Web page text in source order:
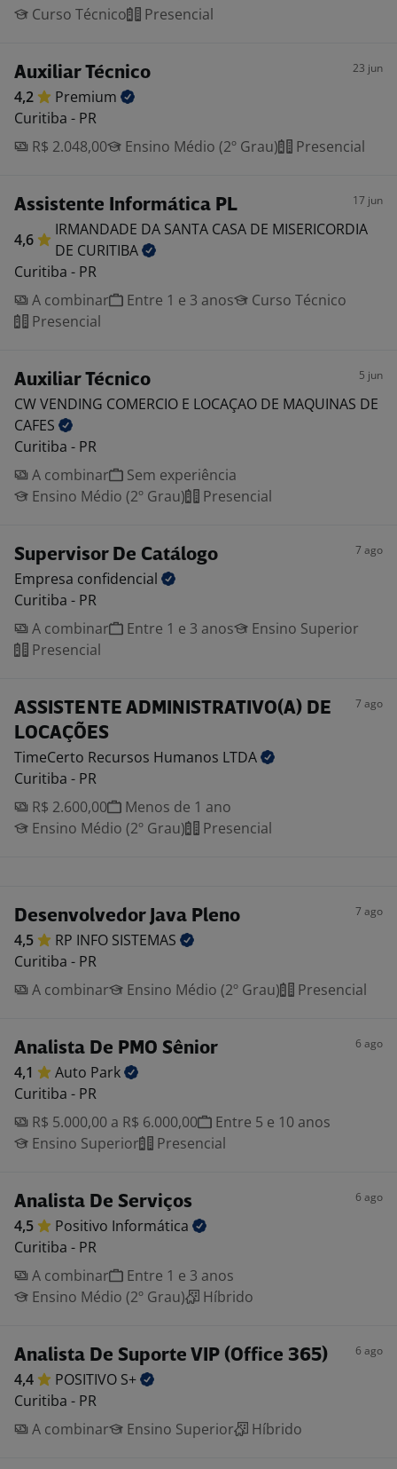
Curso Técnico
Presencial
Auxiliar Técnico 23 jun
4,2
Premium
Curitiba - PR
R$ 2.048,00
Ensino Médio (2º Grau) Presencial
Assistente Informática PL 17 jun
4,6
IRMANDADE DA SANTA CASA DE MISERICORDIA
DE CURITIBA
Curitiba - PR
A combinar
Entre 1 e 3 anos
Curso Técnico
Presencial
Auxiliar Técnico 5 jun
CW VENDING COMERCIO E LOCAÇAO DE MAQUINAS DE
CAFES
Curitiba - PR
A combinar
Sem experiência
Ensino Médio (2º Grau)
Presencial
Supervisor De Catálogo 7 ago
Empresa confidencial
Curitiba - PR
A combinar
Entre 1 e 3 anos
Ensino Superior
Presencial
ASSISTENTE ADMINISTRATIVO(A) DE
LOCAÇÕES
7 ago
TimeCerto Recursos Humanos LTDA
Curitiba - PR
R$ 2.600,00
Menos de 1 ano
Ensino Médio (2º Grau)
Presencial
Desenvolvedor Java Pleno 7 ago
4,5 RP INFO SISTEMAS
Curitiba - PR
A combinar
Ensino Médio (2º Grau) Presencial
Analista De PMO Sênior 6 ago
4,1 Auto Park
Curitiba - PR
R$ 5.000,00 a R$ 6.000,00
Entre 5 e 10 anos
Ensino Superior
Presencial
Analista De Serviços 6 ago
4,5 Positivo Informática
Curitiba - PR
A combinar
Entre 1 e 3 anos
Ensino Médio (2º Grau)
Híbrido
Analista De Suporte VIP (Office 365) 6 ago
4,4 POSITIVO S+
Curitiba - PR
A combinar
Ensino Superior Híbrido